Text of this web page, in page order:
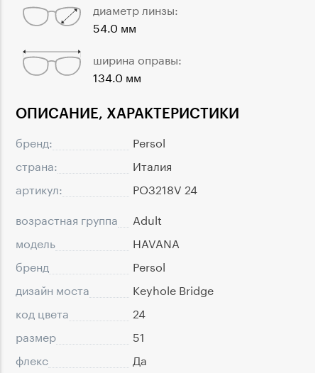
ОПИСАНИЕ, ХАРАКТЕРИСТИКИ
бренд:
Persol
страна:
Италия
артикул:
PO3218V 24
возрастная группа
Adult
модель
HAVANA
бренд
Persol
дизайн моста
Keyhole Bridge
код цвета
24
размер
51
флекс
Да
диаметр линзы:
54.0 мм
ширина оправы:
134.0 мм